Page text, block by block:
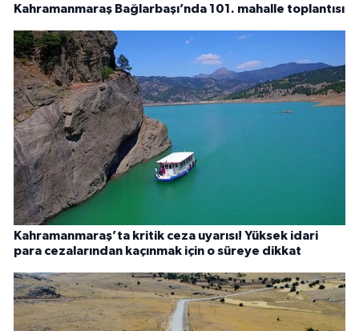
Kahramanmaraş Bağlarbaşı’nda 101. mahalle toplantısı
Kahramanmaraş’ta kritik ceza uyarısı! Yüksek idari
para cezalarından kaçınmak için o süreye dikkat